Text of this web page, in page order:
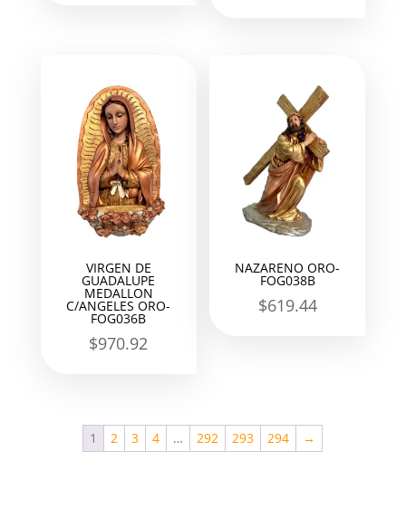
VIRGEN DE
GUADALUPE
MEDALLON
C/ANGELES ORO-
FOG036B
$970.92
NAZARENO ORO-
FOG038B
$619.44
1 2 3 4 … 292 293 294 →